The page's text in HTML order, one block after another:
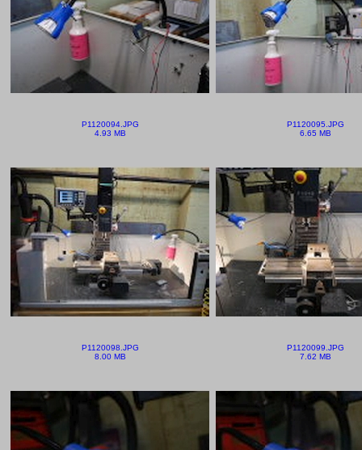
P1120094.JPG
4.93 MB
P1120095.JPG
6.65 MB
P1120098.JPG
8.00 MB
P1120099.JPG
7.62 MB